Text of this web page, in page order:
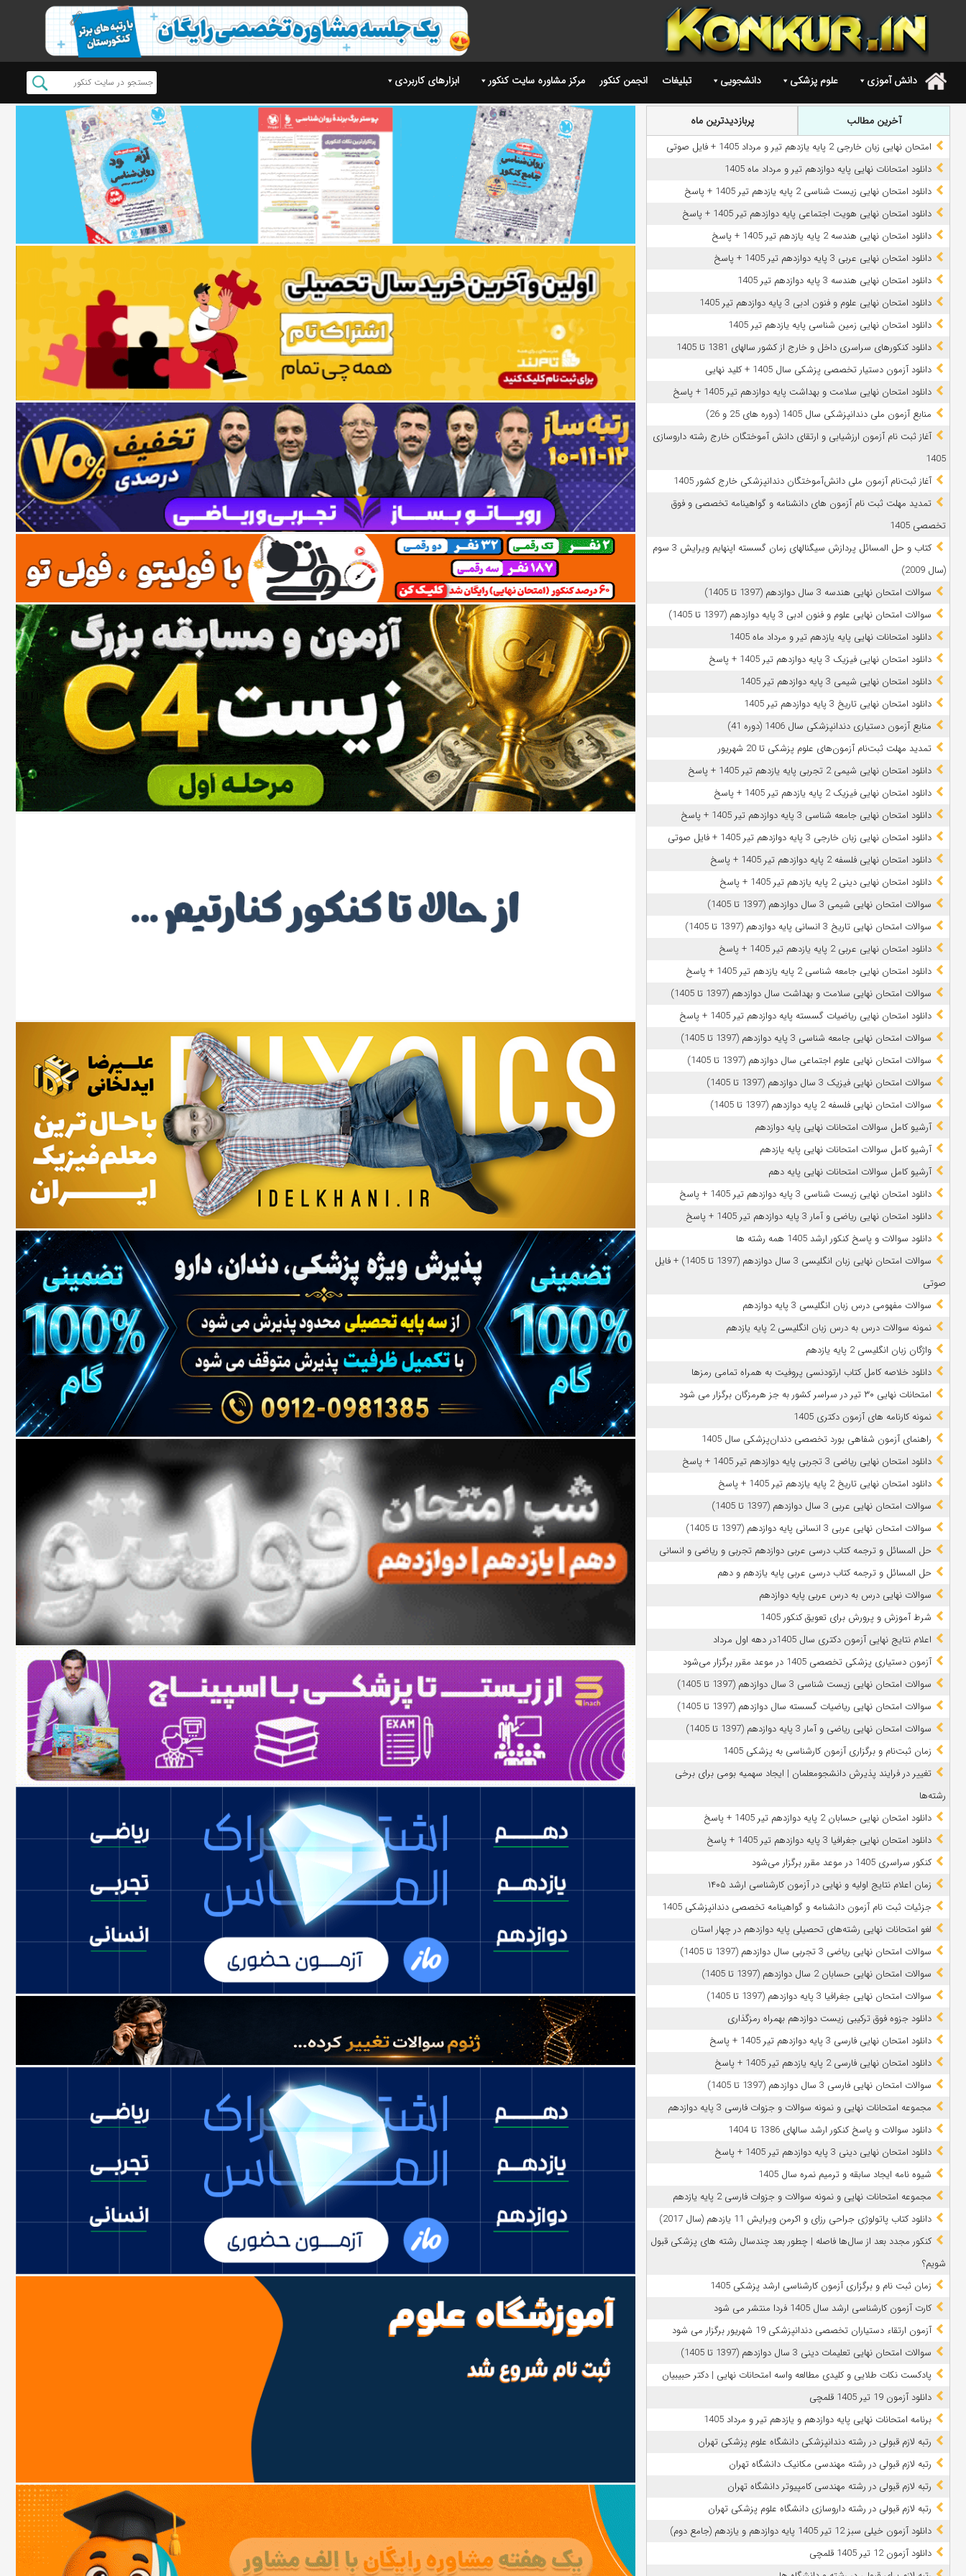
. دانش آموزی علوم پزشکی دانشجویی تبلیغات انجمن کنکور مرکز مشاوره سایت کنکور ابزارهای کاربردی
آخرین مطالب پربازدیدترین ماه
امتحان نهایی زبان خارجی 2 پایه یازدهم تیر و مرداد 1405 + فایل صوتی
دانلود امتحانات نهایی پایه دوازدهم تیر و مرداد ماه 1405
دانلود امتحان نهایی زیست شناسی 2 پایه یازدهم تیر 1405 + پاسخ
دانلود امتحان نهایی هویت اجتماعی پایه دوازدهم تیر 1405 + پاسخ
دانلود امتحان نهایی هندسه 2 پایه یازدهم تیر 1405 + پاسخ
دانلود امتحان نهایی عربی 3 پایه دوازدهم تیر 1405 + پاسخ
دانلود امتحان نهایی هندسه 3 پایه دوازدهم تیر 1405
دانلود امتحان نهایی علوم و فنون ادبی 3 پایه دوازدهم تیر 1405
دانلود امتحان نهایی زمین شناسی پایه یازدهم تیر 1405
دانلود کنکورهای سراسری داخل و خارج از کشور سالهای 1381 تا 1405
دانلود آزمون دستیار تخصصی پزشکی سال 1405 + کلید نهایی
دانلود امتحان نهایی سلامت و بهداشت پایه دوازدهم تیر 1405 + پاسخ
ﻣﻨﺎﺑﻊ آزﻣﻮن ﻣﻠﯽ دندانپزشکی سال 1405 (دوره های 25 و 26)
آغاز ثبت نام آزمون‌ ارزشیابی و ارتقای دانش آموختگان خارج رشته داروسازی
1405
آغاز ثبت‌نام آزمون ملی دانش‌آموختگان دندانپزشکی خارج کشور 1405
تمدید مهلت ثبت نام آزمون های دانشنامه و گواهینامه تخصصی و فوق
تخصصی 1405
کتاب و حل المسائل پردازش سیگنالهای زمان گسسته اپنهایم ویرایش 3 سوم
(سال 2009)
سوالات امتحان نهایی هندسه 3 سال دوازدهم (1397 تا 1405)
سوالات امتحان نهایی علوم و فنون ادبی 3 پایه دوازدهم (1397 تا 1405)
دانلود امتحانات نهایی پایه یازدهم تیر و مرداد ماه 1405
دانلود امتحان نهایی فیزیک 3 پایه دوازدهم تیر 1405 + پاسخ
دانلود امتحان نهایی شیمی 3 پایه دوازدهم تیر 1405
دانلود امتحان نهایی تاریخ 3 پایه دوازدهم تیر 1405
منابع آزمون دستیاری دندانپزشکی سال 1406 (دوره 41)
تمدید مهلت ثبت‌نام آزمون‌های علوم پزشکی تا 20 شهریور
دانلود امتحان نهایی شیمی 2 تجربی پایه یازدهم تیر 1405 + پاسخ
دانلود امتحان نهایی فیزیک 2 پایه یازدهم تیر 1405 + پاسخ
دانلود امتحان نهایی جامعه شناسی 3 پایه دوازدهم تیر 1405 + پاسخ
دانلود امتحان نهایی زبان خارجی 3 پایه دوازدهم تیر 1405 + فایل صوتی
دانلود امتحان نهایی فلسفه 2 پایه دوازدهم تیر 1405 + پاسخ
دانلود امتحان نهایی دینی 2 پایه یازدهم تیر 1405 + پاسخ
سوالات امتحان نهایی شیمی 3 سال دوازدهم (1397 تا 1405)
سوالات امتحان نهایی تاریخ 3 انسانی پایه دوازدهم (1397 تا 1405)
دانلود امتحان نهایی عربی 2 پایه یازدهم تیر 1405 + پاسخ
دانلود امتحان نهایی جامعه شناسی 2 پایه یازدهم تیر 1405 + پاسخ
سوالات امتحان نهایی سلامت و بهداشت سال دوازدهم (1397 تا 1405)
دانلود امتحان نهایی ریاضیات گسسته پایه دوازدهم تیر 1405 + پاسخ
سوالات امتحان نهایی جامعه شناسی 3 پایه دوازدهم (1397 تا 1405)
سوالات امتحان نهایی علوم اجتماعی سال دوازدهم (1397 تا 1405)
سوالات امتحان نهایی فیزیک 3 سال دوازدهم (1397 تا 1405)
سوالات امتحان نهایی فلسفه 2 پایه دوازدهم (1397 تا 1405)
آرشیو کامل سوالات امتحانات نهایی پایه دوازدهم
آرشیو کامل سوالات امتحانات نهایی پایه یازدهم
آرشیو کامل سوالات امتحانات نهایی پایه دهم
دانلود امتحان نهایی زیست شناسی 3 پایه دوازدهم تیر 1405 + پاسخ
دانلود امتحان نهایی ریاضی و آمار 3 پایه دوازدهم تیر 1405 + پاسخ
دانلود سوالات و پاسخ کنکور ارشد 1405 همه رشته ها
سوالات امتحان نهایی زبان انگلیسی 3 سال دوازدهم (1397 تا 1405) + فایل
صوتی
سوالات مفهومی درس زبان انگلیسی 3 پایه دوازدهم
نمونه سوالات درس به درس زبان انگلیسی 2 پایه یازدهم
واژگان زبان انگلیسی 2 پایه یازدهم
دانلود خلاصه کامل کتاب ارتودنسی پروفیت به همراه تمامی رمزها
امتحانات نهایی ۳۰ تیر در سراسر کشور به جز هرمزگان برگزار می شود
نمونه کارنامه های آزمون دکتری 1405
راهنمای آزمون شفاهی بورد تخصصی دندان‌پزشکی سال 1405
دانلود امتحان نهایی ریاضی 3 تجربی پایه دوازدهم تیر 1405 + پاسخ
دانلود امتحان نهایی تاریخ 2 پایه یازدهم تیر 1405 + پاسخ
سوالات امتحان نهایی عربی 3 سال دوازدهم (1397 تا 1405)
سوالات امتحان نهایی عربی 3 انسانی پایه دوازدهم (1397 تا 1405)
حل المسائل و ترجمه کتاب درسی عربی دوازدهم تجربی و ریاضی و انسانی
حل المسائل و ترجمه کتاب درسی عربی پایه یازدهم و دهم
سوالات نهایی درس به درس عربی پایه دوازدهم
شرط آموزش و پرورش برای تعویق کنکور 1405
اعلام نتایج نهایی آزمون دکتری سال 1405در دهه اول مرداد
آزمون دستیاری پزشکی تخصصی 1405 در موعد مقرر برگزار می‌شود
سوالات امتحان نهایی زیست شناسی 3 سال دوازدهم (1397 تا 1405)
سوالات امتحان نهایی ریاضیات گسسته سال دوازدهم (1397 تا 1405)
سوالات امتحان نهایی ریاضی و آمار 3 پایه دوازدهم (1397 تا 1405)
زمان ثبت‌نام و برگزاری آزمون کارشناسی به پزشکی 1405
تغییر در فرایند پذیرش دانشجومعلمان | ایجاد سهمیه بومی برای برخی
رشته‌ها
دانلود امتحان نهایی حسابان 2 پایه دوازدهم تیر 1405 + پاسخ
دانلود امتحان نهایی جغرافیا 3 پایه دوازدهم تیر 1405 + پاسخ
کنکور سراسری 1405 در موعد مقرر برگزار می‌شود
زمان اعلام نتایج اولیه و نهایی در آزمون کارشناسی ارشد ۱۴۰۵
جزئیات ثبت نام آزمون دانشنامه و گواهینامه تخصصی دندانپزشکی 1405
لغو امتحانات نهایی رشته‌های تحصیلی پایه دوازدهم در چهار استان
سوالات امتحان نهایی ریاضی 3 تجربی سال دوازدهم (1397 تا 1405)
سوالات امتحان نهایی حسابان 2 سال دوازدهم (1397 تا 1405)
سوالات امتحان نهایی جغرافیا 3 پایه دوازدهم (1397 تا 1405)
دانلود جزوه فوق ترکیبی زیست دوازدهم بهمراه رمزگذاری
دانلود امتحان نهایی فارسی 3 پایه دوازدهم تیر 1405 + پاسخ
دانلود امتحان نهایی فارسی 2 پایه یازدهم تیر 1405 + پاسخ
سوالات امتحان نهایی فارسی 3 سال دوازدهم (1397 تا 1405)
مجموعه امتحانات نهایی و نمونه سوالات و جزوات فارسی 3 پایه دوازدهم
دانلود سوالات و پاسخ کنکور ارشد سالهای 1386 تا 1404
دانلود امتحان نهایی دینی 3 پایه دوازدهم تیر 1405 + پاسخ
شیوه نامه ایجاد سابقه و ترمیم نمره سال 1405
مجموعه امتحانات نهایی و نمونه سوالات و جزوات فارسی 2 پایه یازدهم
دانلود کتاب پاتولوژی جراحی رزای و اکرمن ویرایش 11 یازدهم (سال 2017)
کنکور مجدد بعد از سال‌ها فاصله | چطور بعد چندسال رشته‌ های پزشکی قبول
شویم؟
زمان ثبت نام و برگزاری آزمون کارشناسی ارشد پزشکی 1405
کارت آزمون کارشناسی ارشد سال 1405 فردا منتشر می شود
آزمون ارتقاء دستیاران تخصصی دندانپزشکی 19 شهریور برگزار می شود
سوالات امتحان نهایی تعلیمات دینی 3 سال دوازدهم (1397 تا 1405)
پادکست نکات طلایی و کلیدی مطالعه واسه امتحانات نهایی | دکتر حبیبیان
دانلود آزمون 19 تیر 1405 قلمچی
برنامه امتحانات نهایی پایه دوازدهم و یازدهم تیر و مرداد 1405
رتبه لازم قبولی در رشته دندانپزشکی دانشگاه علوم پزشکی تهران
رتبه لازم قبولی در رشته مهندسی مکانیک دانشگاه تهران
رتبه لازم قبولی در رشته مهندسی کامپیوتر دانشگاه تهران
رتبه لازم قبولی در رشته داروسازی دانشگاه علوم پزشکی تهران
دانلود آزمون خیلی سبز 12 تیر 1405 پایه دوازدهم و یازدهم (جامع دوم)
دانلود آزمون 12 تیر 1405 قلمچی